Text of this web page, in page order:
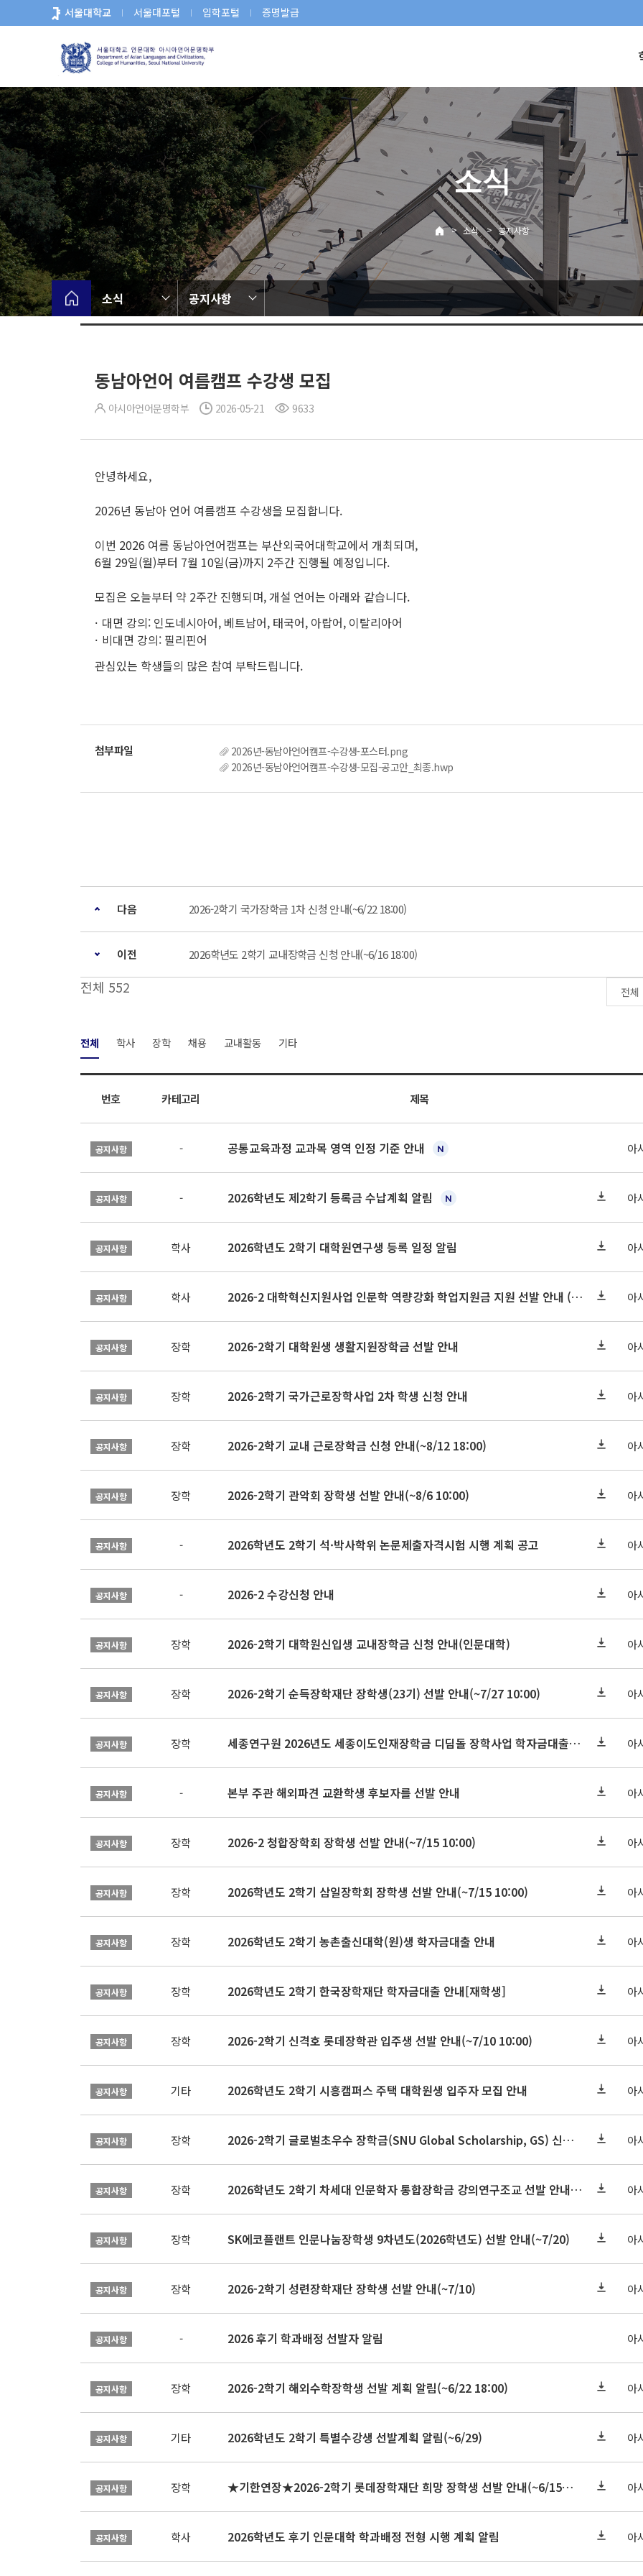
로
뉴
서울대학교 서울대포털 입학포털 증명발급
소식
> 소식 > 공지사항
소식 공지사항
동남아언어 여름캠프 수강생 모집
아시아언어문명학부 2026-05-21 9633
안녕하세요,
2026년 동남아 언어 여름캠프 수강생을 모집합니다.
이번 2026 여름 동남아언어캠프는 부산외국어대학교에서 개최되며,
6월 29일(월)부터 7월 10일(금)까지 2주간 진행될 예정입니다.
모집은 오늘부터 약 2주간 진행되며, 개설 언어는 아래와 같습니다.
대면 강의: 인도네시아어, 베트남어, 태국어, 아랍어, 이탈리아어
비대면 강의: 필리핀어
관심있는 학생들의 많은 참여 부탁드립니다.
2026년-동남아언어캠프-수강생-포스터.png
2026년-동남아언어캠프-수강생-모집-공고안_최종.hwp
다음 2026-2학기 국가장학금 1차 신청 안내(~6/22 18:00)
이전 2026학년도 2학기 교내장학금 신청 안내(~6/16 18:00)
전체 552
전체 학사 장학 채용 교내활동 기타
번호 카테고리 제목
공지사항 - 공통교육과정 교과목 영역 인정 기준 안내 아
공지사항 - 2026학년도 제2학기 등록금 수납계획 알림 아
공지사항 학사 2026학년도 2학기 대학원연구생 등록 일정 알림 아
공지사항 학사 2026-2 대학혁신지원사업 인문학 역량강화 학업지원금 지원 선발 안내 (학/석/박사) 아
공지사항 장학 2026-2학기 대학원생 생활지원장학금 선발 안내 아
공지사항 장학 2026-2학기 국가근로장학사업 2차 학생 신청 안내 아
공지사항 장학 2026-2학기 교내 근로장학금 신청 안내(~8/12 18:00) 아
공지사항 장학 2026-2학기 관악회 장학생 선발 안내(~8/6 10:00) 아
공지사항 - 2026학년도 2학기 석·박사학위 논문제출자격시험 시행 계획 공고 아
공지사항 - 2026-2 수강신청 안내 아
공지사항 장학 2026-2학기 대학원신입생 교내장학금 신청 안내(인문대학) 아
공지사항 장학 2026-2학기 순득장학재단 장학생(23기) 선발 안내(~7/27 10:00) 아
공지사항 장학 세종연구원 2026년도 세종이도인재장학금 디딤돌 장학사업 학자금대출 관련분야(원금상환, 이자지원) 신청 사업 안내 아
공지사항 - 본부 주관 해외파견 교환학생 후보자를 선발 안내 아
공지사항 장학 2026-2 청합장학회 장학생 선발 안내(~7/15 10:00) 아
공지사항 장학 2026학년도 2학기 삼일장학회 장학생 선발 안내(~7/15 10:00) 아
공지사항 장학 2026학년도 2학기 농촌출신대학(원)생 학자금대출 안내 아
공지사항 장학 2026학년도 2학기 한국장학재단 학자금대출 안내[재학생] 아
공지사항 장학 2026-2학기 신격호 롯데장학관 입주생 선발 안내(~7/10 10:00) 아
공지사항 기타 2026학년도 2학기 시흥캠퍼스 주택 대학원생 입주자 모집 안내 아
공지사항 장학 2026-2학기 글로벌초우수 장학금(SNU Global Scholarship, GS) 신청 안내(~7/12 23:00) 아
공지사항 장학 2026학년도 2학기 차세대 인문학자 통합장학금 강의연구조교 선발 안내(~7/8) 아
공지사항 장학 SK에코플랜트 인문나눔장학생 9차년도(2026학년도) 선발 안내(~7/20) 아
공지사항 장학 2026-2학기 성련장학재단 장학생 선발 안내(~7/10) 아
공지사항 - 2026 후기 학과배정 선발자 알림 아
공지사항 장학 2026-2학기 해외수학장학생 선발 계획 알림(~6/22 18:00) 아
공지사항 기타 2026학년도 2학기 특별수강생 선발계획 알림(~6/29) 아
공지사항 장학 ★기한연장★2026-2학기 롯데장학재단 희망 장학생 선발 안내(~6/15 ~6/22 10:00)
아
공지사항 학사 2026학년도 후기 인문대학 학과배정 전형 시행 계획 알림 아